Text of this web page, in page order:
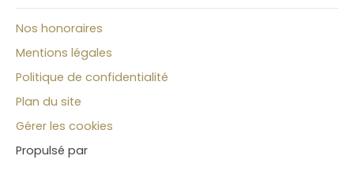
Nos honoraires
Mentions légales
Politique de confidentialité
Plan du site
Gérer les cookies
Propulsé par